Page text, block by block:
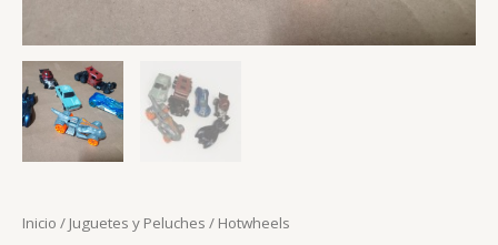
Inicio / Juguetes y Peluches / Hotwheels